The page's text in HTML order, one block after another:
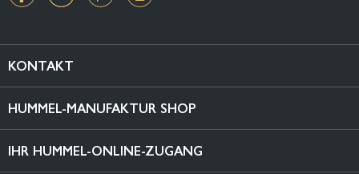
KONTAKT
HUMMEL-MANUFAKTUR SHOP
IHR HUMMEL-ONLINE-ZUGANG